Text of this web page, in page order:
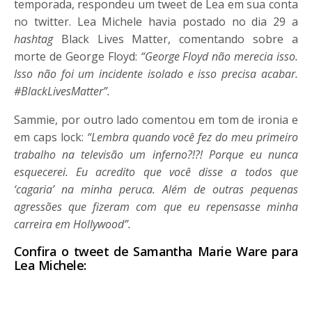
temporada, respondeu um tweet de Lea em sua conta
no twitter. Lea Michele havia postado no dia 29 a
hashtagBlack Lives Matter, comentando sobre a
morte de George Floyd: “George Floyd não merecia isso.
Isso não foi um incidente isolado e isso precisa acabar.
#BlackLivesMatter”.
Sammie, por outro lado comentou em tom de ironia e
em caps lock: “Lembra quando você fez do meu primeiro
trabalho na televisão um inferno?!?! Porque eu nunca
esquecerei. Eu acredito que você disse a todos que
‘cagaria’ na minha peruca. Além de outras pequenas
agressões que fizeram com que eu repensasse minha
carreira em Hollywood”.
Confira o tweet de Samantha Marie Ware para
Lea Michele: